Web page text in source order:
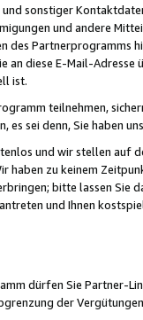
sonstiger
und andere
des Partnerprogramms
an diese E-Mail-
ist.
teilnehmen,
sei denn, Sie haben
und wir stellen auf
haben zu keinem
bitte lassen Sie
und Ihnen
dürfen Sie Partner-
der